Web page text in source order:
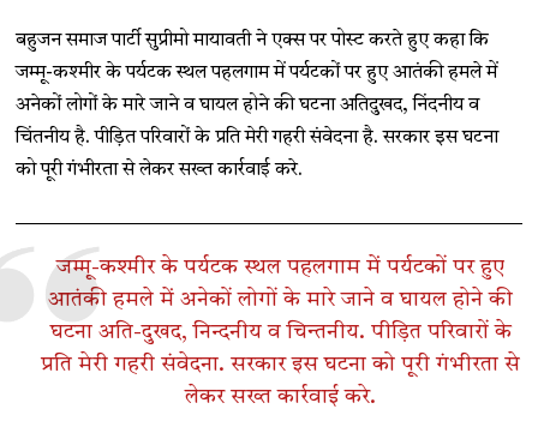
बहुजन समाज पार्टी सुप्रीमो मायावती ने एक्स पर पोस्ट करते हुए कहा कि
जम्मू-कश्मीर के पर्यटक स्थल पहलगाम में पर्यटकों पर हुए आतंकी हमले में
अनेकों लोगों के मारे जाने व घायल होने की घटना अतिदुखद, निंदनीय व
चिंतनीय है. पीड़ित परिवारों के प्रति मेरी गहरी संवेदना है. सरकार इस घटना
को पूरी गंभीरता से लेकर सख्त कार्रवाई करे.
जम्मू-कश्मीर के पर्यटक स्थल पहलगाम में पर्यटकों पर हुए
आतंकी हमले में अनेकों लोगों के मारे जाने व घायल होने की
घटना अति-दुखद, निन्दनीय व चिन्तनीय. पीड़ित परिवारों के
प्रति मेरी गहरी संवेदना. सरकार इस घटना को पूरी गंभीरता से
लेकर सख्त कार्रवाई करे.